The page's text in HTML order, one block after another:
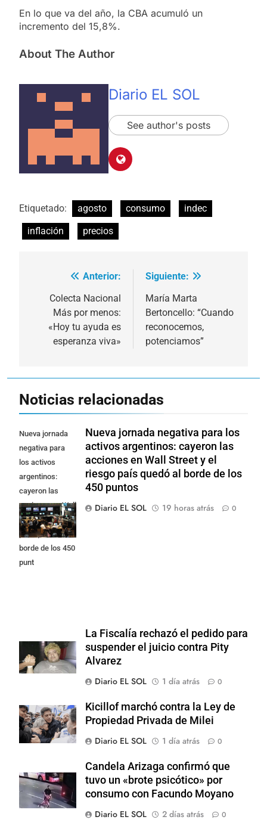
En lo que va del año, la CBA acumuló un
incremento del 15,8%.
About The Author
Diario EL SOL
See author's posts
Etiquetado: agosto consumo
indec
inflación
precios
Navegación
entradas
Anterior:
Colecta Nacional
Más por menos:
«Hoy tu ayuda es
esperanza viva»
Siguiente:
María Marta
Bertoncello: “Cuando
reconocemos,
potenciamos”
Noticias relacionadas
Nueva jornada
negativa para
los activos
argentinos:
cayeron las
acciones en Wall
Street y el riesgo
país quedó al
borde de los 450
punt
Nueva jornada negativa para los
activos argentinos: cayeron las
acciones en Wall Street y el
riesgo país quedó al borde de los
450 puntos
Diario EL SOL
19 horas atrás 0
La Fiscalía rechazó el pedido para
suspender el juicio contra Pity
Alvarez
Diario EL SOL
1 día atrás 0
Kicillof marchó contra la Ley de
Propiedad Privada de Milei
Diario EL SOL
1 día atrás 0
Candela Arizaga confirmó que
tuvo un «brote psicótico» por
consumo con Facundo Moyano
Diario EL SOL
2 días atrás 0